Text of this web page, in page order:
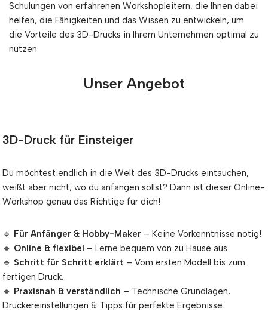
Schulungen von erfahrenen Workshopleitern, die Ihnen dabei
helfen, die Fähigkeiten und das Wissen zu entwickeln, um
die Vorteile des 3D-Drucks in Ihrem Unternehmen optimal zu
nutzen
Unser Angebot
3D-Druck für Einsteiger
Du möchtest endlich in die Welt des 3D-Drucks eintauchen,
weißt aber nicht, wo du anfangen sollst? Dann ist dieser Online-
Workshop genau das Richtige für dich!
🔹 Für Anfänger & Hobby-Maker – Keine Vorkenntnisse nötig!
🔹 Online & flexibel – Lerne bequem von zu Hause aus.
🔹 Schritt für Schritt erklärt – Vom ersten Modell bis zum
fertigen Druck.
🔹 Praxisnah & verständlich – Technische Grundlagen,
Druckereinstellungen & Tipps für perfekte Ergebnisse.